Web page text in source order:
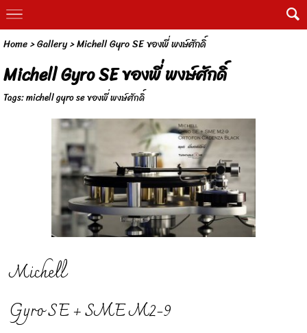
Home>Gallery>Michell Gyro SE ของพี่ พงษ์ศักดิ์
Michell Gyro SE ของพี่ พงษ์ศักดิ์
Tags:michell gyro se ของพี่ พงษ์ศักดิ์
Michell
Gyro SE + SME M2-9